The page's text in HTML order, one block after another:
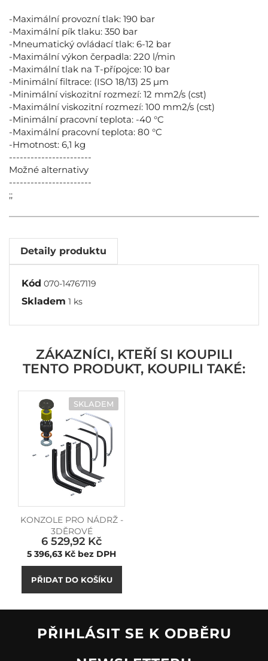
-Maximální provozní tlak: 190 bar
-Maximální pík tlaku: 350 bar
-Mneumatický ovládací tlak: 6-12 bar
-Maximální výkon čerpadla: 220 l/min
-Maximální tlak na T-přípojce: 10 bar
-Minimální filtrace: (ISO 18/13) 25 µm
-Minimální viskozitní rozmezí: 12 mm2/s (cst)
-Maximální viskozitní rozmezí: 100 mm2/s (cst)
-Minimální pracovní teplota: -40 °C
-Maximální pracovní teplota: 80 °C
-Hmotnost: 6,1 kg
-----------------------
Možné alternativy
-----------------------
;;
Detaily produktu
Kód 070-14767119
Skladem 1 ks
ZÁKAZNÍCI, KTEŘÍ SI KOUPILI
TENTO PRODUKT, KOUPILI TAKÉ:
SKLADEM
KONZOLE PRO NÁDRŽ -
3DĚROVÉ
Cena
6 529,92 Kč
5 396,63 Kč bez DPH
PŘIDAT DO KOŠÍKU
PŘIHLÁSIT SE K ODBĚRU